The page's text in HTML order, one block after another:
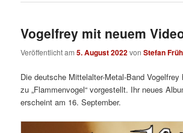
Vogelfrey mit neuem
Veröffentlicht am5. August 2022vonStefan
Die deutsche Mittelalter-Metal-Band
zu „Flammenvogel“ vorgestellt. Ihr neues
erscheint am 16. September.